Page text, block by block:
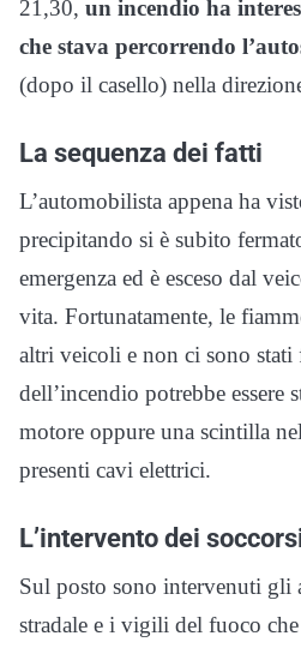
21,30, un incendio ha
che stava percorrendo
(dopo il casello) nella
La sequenza dei fatti
L’automobilista appena ha
precipitando si è subito
emergenza ed è esceso dal
vita. Fortunatamente, le
altri veicoli e non ci sono stati
dell’incendio potrebbe essere
motore oppure una scintilla
presenti cavi elettrici.
L’intervento dei
Sul posto sono intervenuti gli
stradale e i vigili del fuoco